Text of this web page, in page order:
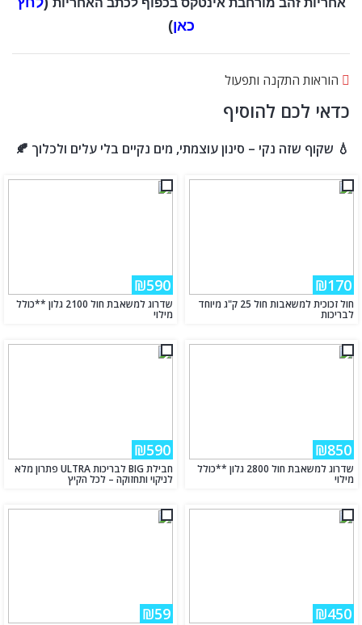
אחריות זהב מורחבת אינטקס בכפוף לכתב האחריות
כאן)
הוראות התקנה ותפעול
כדאי לכם להוסיף
💧 שקוף שזה נקי – סינון עוצמתי, מים נקיים בלי עלים ולכלוך 🍂
₪170
חול זכוכית למשאבות חול 25 ק"ג מיוחד
לבריכות
₪590
שדרוג למשאבת חול 2100 גלון **כולל
מילוי
₪850
שדרוג למשאבת חול 2800 גלון **כולל
מילוי
₪590
חבילת BIG לבריכות ULTRA פתרון מלא
לניקוי ותחזוקה – לכל הקיץ
₪450
₪59